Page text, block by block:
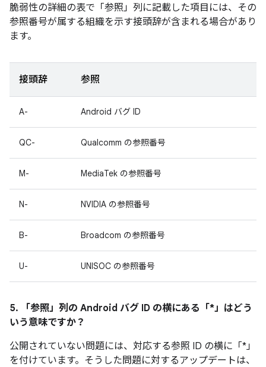
脆弱性の詳細の表で「参照」 列に記載した項目には、その
参照番号が属する組織を示す接頭辞が含まれる場合があり
ます。
接頭辞 参照
A- Android バグ ID
QC- Qualcomm の参照番号
M- MediaTek の参照番号
N- NVIDIA の参照番号
B- Broadcom の参照番号
U- UNISOC の参照番号
5. 「参照」 列の Android バグ ID の横にある「*」はどう
いう意味ですか？
公開されていない問題には、対応する参照 ID の横に「*」
を付けています。そうした問題に対するアップデートは、